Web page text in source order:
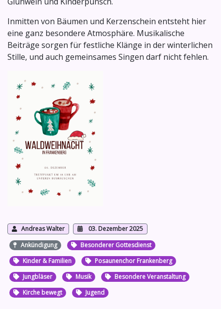
Inmitten von Bäumen und Kerzenschein entsteht hier
eine ganz besondere Atmosphäre. Musikalische
Beiträge sorgen für festliche Klänge in der winterlichen
Stille, und auch gemeinsames Singen darf nicht fehlen.
Andreas Walter
03. Dezember 2025
Ankündigung
Besonderer Gottesdienst
Kinder & Familien
Posaunenchor Frankenberg
Jungbläser
Musik
Besondere Veranstaltung
Kirche bewegt
Jugend